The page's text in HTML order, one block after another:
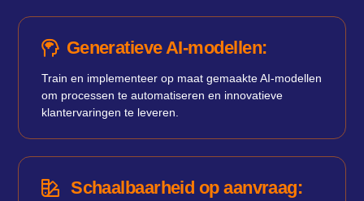
Generatieve AI-modellen:
Train en implementeer op maat gemaakte AI-modellen
om processen te automatiseren en innovatieve
klantervaringen te leveren.
Schaalbaarheid op aanvraag: